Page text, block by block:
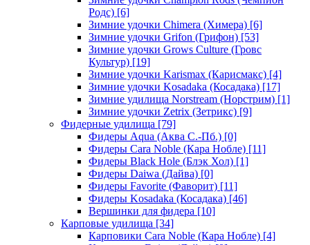
Родс) [6]
Зимние удочки Chimera (Химера) [6]
Зимние удочки Grifon (Грифон) [53]
Зимние удочки Grows Culture (Гровс
Культур) [19]
Зимние удочки Karismax (Карисмакс) [4]
Зимние удочки Kosadaka (Косадака) [17]
Зимние удилища Norstream (Норстрим) [1]
Зимние удочки Zetrix (Зетрикс) [9]
Фидерные удилища [79]
Фидеры Aqua (Аква С.-Пб.) [0]
Фидеры Cara Noble (Кара Нобле) [11]
Фидеры Black Hole (Блэк Хол) [1]
Фидеры Daiwa (Дайва) [0]
Фидеры Favorite (Фаворит) [11]
Фидеры Kosadaka (Косадака) [46]
Вершинки для фидера [10]
Карповые удилища [34]
Карповики Cara Noble (Кара Нобле) [4]